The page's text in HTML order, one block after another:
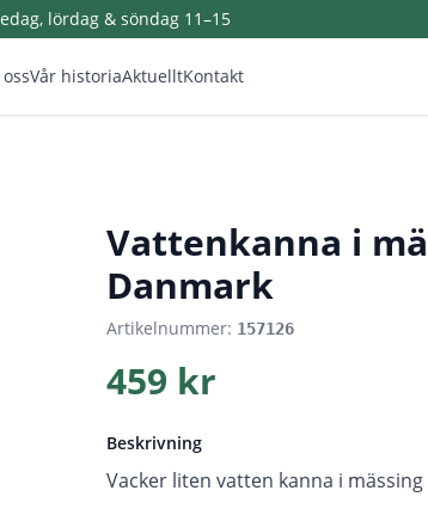
lördag & söndag 11–15
Vår historiaAktuelltKontakt
Vattenkanna i
Danmark
Artikelnummer: 157126
459 kr
Beskrivning
Vacker liten vatten kanna i mässing